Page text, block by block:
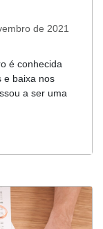
de 2021
é conhecida
e baixa nos
a ser uma